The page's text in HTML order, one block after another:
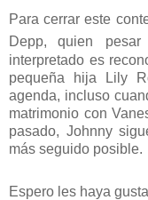
Para cerrar este
Depp, quien
interpretado es
pequeña hija Lily
agenda, incluso
matrimonio con
pasado, Johnny
más seguido posible.
Espero les haya